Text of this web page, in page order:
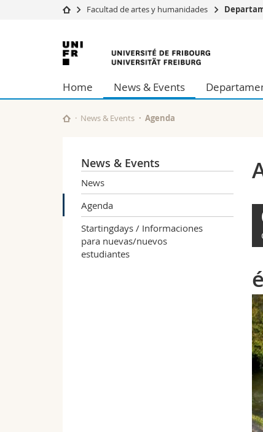
Université
Recherche
Université
Formation continue
Lettres
Facultad de artes y humanidades
Universidad
de
Friburgo
Home News & Events
News & Events Agenda
News & Events
News
Agenda
Startingdays / Informaciones
para nuevas/nuevos
estudiantes